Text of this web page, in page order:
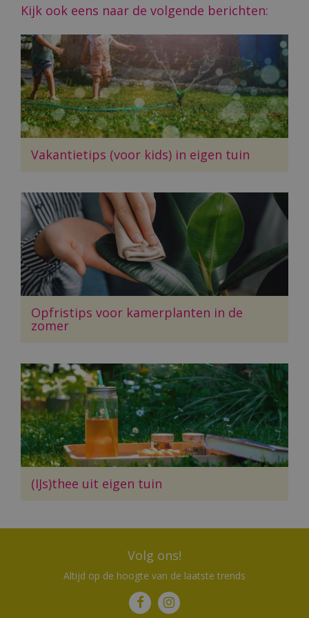
Kijk ook eens naar de volgende berichten:
Vakantietips (voor kids) in eigen tuin
Opfristips voor kamerplanten in de
zomer
(IJs)thee uit eigen tuin
Volg ons!
Altijd op de hoogte van de laatste trends